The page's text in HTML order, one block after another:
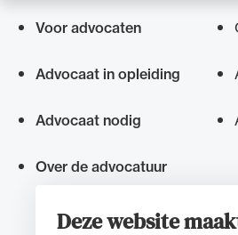
Deze website
Snel
Voor advocaten
Advocaat in opleiding
Advocaat nodig
Over de advocatuur